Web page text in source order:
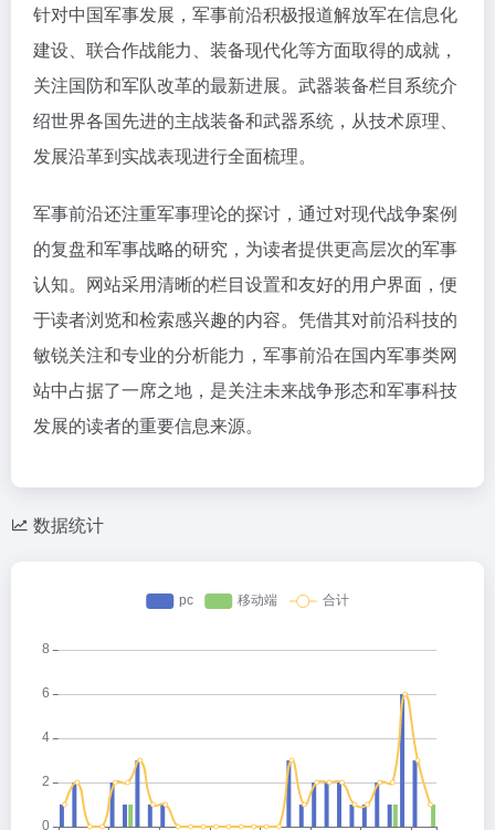
针对中国军事发展，军事前沿积极报道解放军在信息化
建设、联合作战能力、装备现代化等方面取得的成就，
关注国防和军队改革的最新进展。武器装备栏目系统介
绍世界各国先进的主战装备和武器系统，从技术原理、
发展沿革到实战表现进行全面梳理。
军事前沿还注重军事理论的探讨，通过对现代战争案例
的复盘和军事战略的研究，为读者提供更高层次的军事
认知。网站采用清晰的栏目设置和友好的用户界面，便
于读者浏览和检索感兴趣的内容。凭借其对前沿科技的
敏锐关注和专业的分析能力，军事前沿在国内军事类网
站中占据了一席之地，是关注未来战争形态和军事科技
发展的读者的重要信息来源。
数据统计